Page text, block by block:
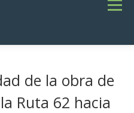
Menú
OBRAS VIALES
de la obra de
Ruta 62 hacia